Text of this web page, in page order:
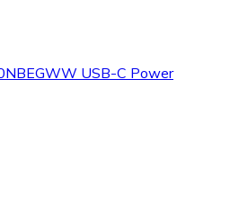
USB-C Power